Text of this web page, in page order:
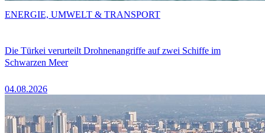
Die Türkei verurteilt Drohnenangriffe auf zwei Schiffe im
Schwarzen Meer
04.08.2026
ENERGIE, UMWELT & TRANSPORT